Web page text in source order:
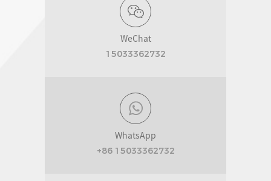
WeChat
15033362732
WhatsApp
+86 15033362732